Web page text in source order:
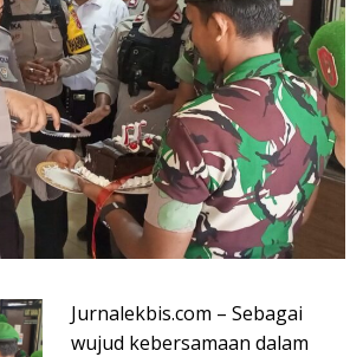
Jurnalekbis.com – Sebagai
wujud kebersamaan dalam